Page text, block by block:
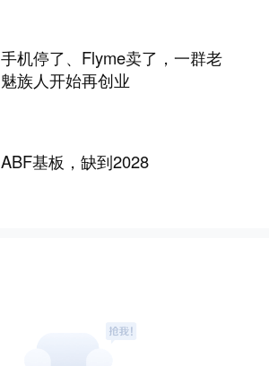
手机停了、Flyme卖了，一群老
魅族人开始再创业
ABF基板，缺到2028